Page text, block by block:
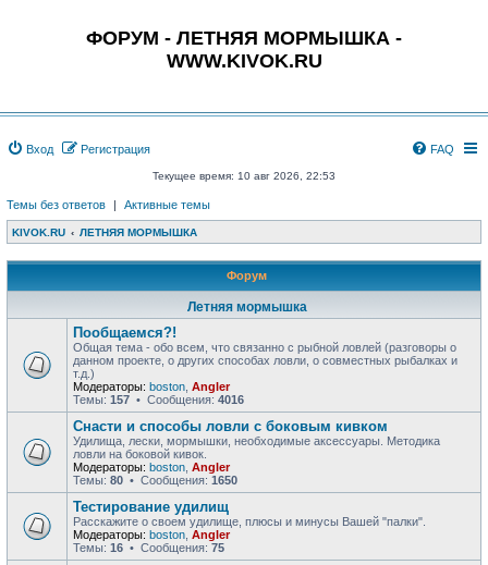
ФОРУМ - ЛЕТНЯЯ МОРМЫШКА -
WWW.KIVOK.RU
Вход Регистрация FAQ
Текущее время: 10 авг 2026, 22:53
Темы без ответов | Активные темы
KIVOK.RU ЛЕТНЯЯ МОРМЫШКА
Форум
Летняя мормышка
Пообщаемся?!
Общая тема - обо всем, что связанно с рыбной ловлей (разговоры о
данном проекте, о других способах ловли, о совместных рыбалках и
т.д.)
Модераторы: boston Angler
Темы: 157 • Сообщения: 4016
Снасти и способы ловли с боковым кивком
Удилища, лески, мормышки, необходимые аксессуары. Методика
ловли на боковой кивок.
Модераторы: boston Angler
Темы: 80 • Сообщения: 1650
Тестирование удилищ
Расскажите о своем удилище, плюсы и минусы Вашей "палки".
Модераторы: boston Angler
Темы: 16 • Сообщения: 75